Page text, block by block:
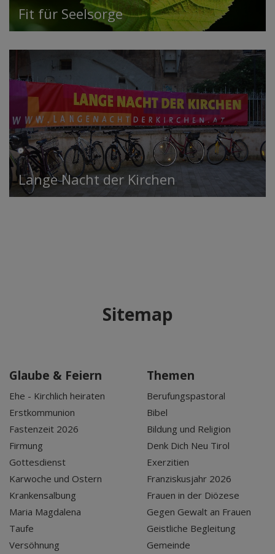
Fit für Seelsorge
Lange Nacht der Kirchen
Sitemap
Glaube & Feiern
Ehe - Kirchlich heiraten
Erstkommunion
Fastenzeit 2026
Firmung
Gottesdienst
Karwoche und Ostern
Krankensalbung
Maria Magdalena
Taufe
Versöhnung
Themen
Berufungspastoral
Bibel
Bildung und Religion
Denk Dich Neu Tirol
Exerzitien
Franziskusjahr 2026
Frauen in der Diözese
Gegen Gewalt an Frauen
Geistliche Begleitung
Gemeinde